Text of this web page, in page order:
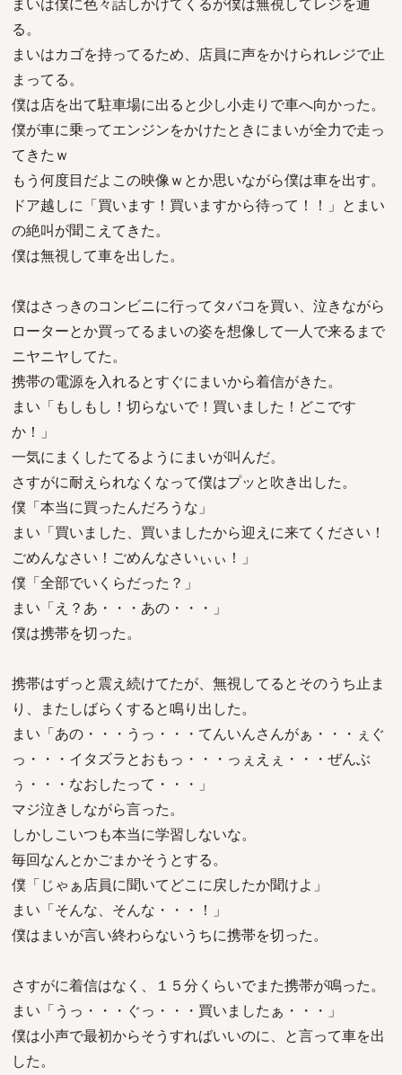
る。
まいはカゴを持ってるため、店員に声をかけられレジで止
まってる。
僕は店を出て駐車場に出ると少し小走りで車へ向かった。
僕が車に乗ってエンジンをかけたときにまいが全力で走っ
てきたｗ
もう何度目だよこの映像ｗとか思いながら僕は車を出す。
ドア越しに「買います！買いますから待って！！」とまい
の絶叫が聞こえてきた。
僕は無視して車を出した。
僕はさっきのコンビニに行ってタバコを買い、泣きながら
ローターとか買ってるまいの姿を想像して一人で来るまで
ニヤニヤしてた。
携帯の電源を入れるとすぐにまいから着信がきた。
まい「もしもし！切らないで！買いました！どこです
か！」
一気にまくしたてるようにまいが叫んだ。
さすがに耐えられなくなって僕はプッと吹き出した。
僕「本当に買ったんだろうな」
まい「買いました、買いましたから迎えに来てください！
ごめんなさい！ごめんなさいぃぃ！」
僕「全部でいくらだった？」
まい「え？あ・・・あの・・・」
僕は携帯を切った。
携帯はずっと震え続けてたが、無視してるとそのうち止ま
り、またしばらくすると鳴り出した。
まい「あの・・・うっ・・・てんいんさんがぁ・・・ぇぐ
っ・・・イタズラとおもっ・・・っぇえぇ・・・ぜんぶ
ぅ・・・なおしたって・・・」
マジ泣きしながら言った。
しかしこいつも本当に学習しないな。
毎回なんとかごまかそうとする。
僕「じゃぁ店員に聞いてどこに戻したか聞けよ」
まい「そんな、そんな・・・！」
僕はまいが言い終わらないうちに携帯を切った。
さすがに着信はなく、１５分くらいでまた携帯が鳴った。
まい「うっ・・・ぐっ・・・買いましたぁ・・・」
僕は小声で最初からそうすればいいのに、と言って車を出
した。